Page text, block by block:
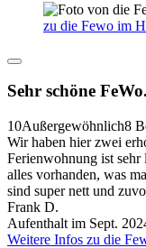
zu die Fewo im
Sehr schöne FeWo.
10Außergewöhnlich8
Wir haben hier zwei
Ferienwohnung ist
alles vorhanden, was
sind super nett und
Frank D.
Aufenthalt im Sept.
Weitere Infos zu die